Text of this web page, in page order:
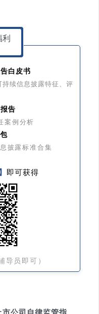
白皮书
续信息披露特征、评
告
案例分析
披露标准合集
即可获得
导员即可）